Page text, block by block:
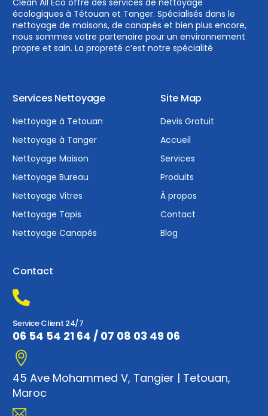
écologiques à Tétouan et Tanger. Spécialisés dans le
nettoyage de maisons, de canapés et bien plus encore,
nous sommes votre partenaire pour un environnement
propre et sain. La propreté c’est notre spécialité
Services Nettoyage
Nettoyage à Tetouan
Nettoyage à Tanger
Nettoyage Maison
Nettoyage Bureau
Nettoyage Vitres
Nettoyage Tapis
Nettoyage Canapés
Site Map
Devis Gratuit
Accueil
Services
Produits
À propos
Contact
Blog
Contact
Service Client 24/7
06 54 54 21 64 / 07 08 03 49 06
45 Ave Mohammed V, Tangier | Tetouan,
Maroc